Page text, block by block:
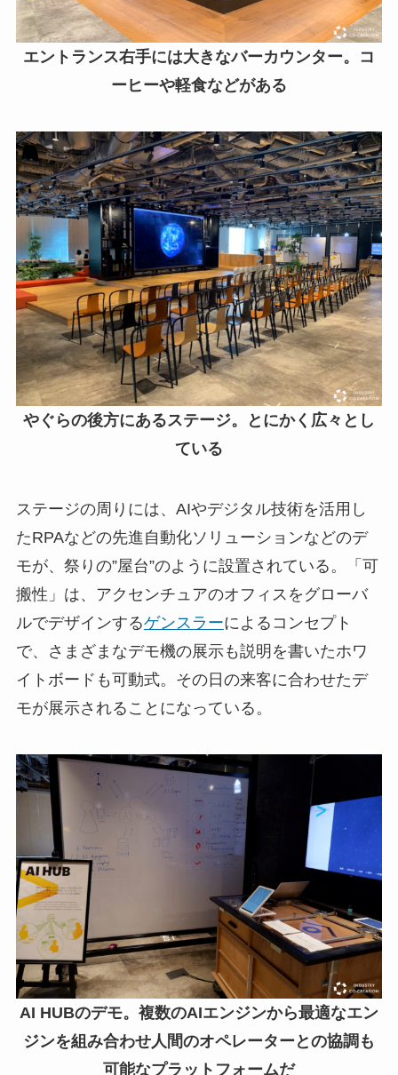
エントランス右手には大きなバーカウンター。コ
ーヒーや軽食などがある
やぐらの後方にあるステージ。とにかく広々とし
ている
ステージの周りには、AIやデジタル技術を活用し
たRPAなどの先進自動化ソリューションなどのデ
モが、祭りの”屋台”のように設置されている。「可
搬性」は、アクセンチュアのオフィスをグローバ
ルでデザインするゲンスラーによるコンセプト
で、さまざまなデモ機の展示も説明を書いたホワ
イトボードも可動式。その日の来客に合わせたデ
モが展示されることになっている。
AI HUBのデモ。複数のAIエンジンから最適なエン
ジンを組み合わせ人間のオペレーターとの協調も
可能なプラットフォームだ